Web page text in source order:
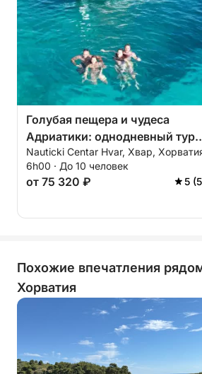
Голубая пещера и чудеса
Адриатики: однодневный тур
по островам
Nauticki Centar Hvar, Хвар,
6h00 · До 10 человек
от 75 320 ₽ 5
Похожие впечатления
Хорватия